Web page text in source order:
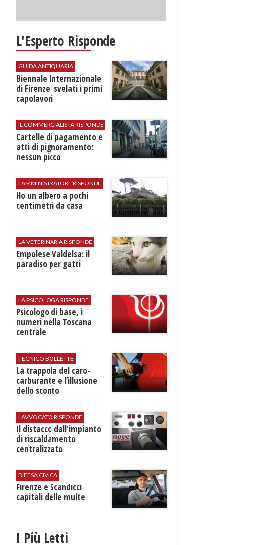
L'Esperto Risponde
GUIDA ANTIQUARIA
Biennale Internazionale
di Firenze: svelati i primi
capolavori
IL COMMERCIALISTA RISPONDE
Cartelle di pagamento e
atti di pignoramento:
nessun picco
L'AMMINISTRATORE RISPONDE
Ho un albero a pochi
centimetri da casa
LA VETERINARIA RISPONDE
Empolese Valdelsa: il
paradiso per gatti
LA PSICOLOGA RISPONDE
Psicologo di base, i
numeri nella Toscana
centrale
TECNICO BOLLETTE
​La trappola del caro-
carburante e l’illusione
dello sconto
L'AVVOCATO RISPONDE
Il distacco dall'impianto
di riscaldamento
centralizzato
DIFESA CIVICA
Firenze e Scandicci
capitali delle multe
I Più Letti